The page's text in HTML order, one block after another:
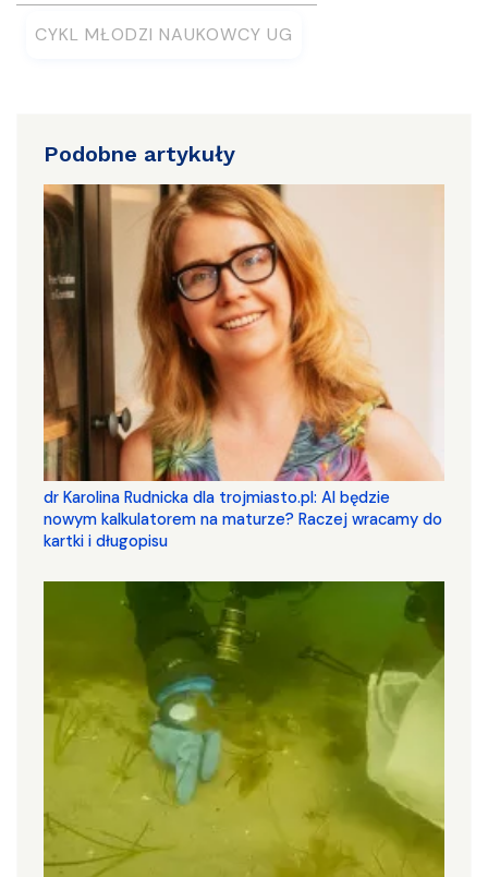
CYKL MŁODZI NAUKOWCY UG
Podobne artykuły
dr Karolina Rudnicka dla trojmiasto.pl: AI będzie
nowym kalkulatorem na maturze? Raczej wracamy do
kartki i długopisu